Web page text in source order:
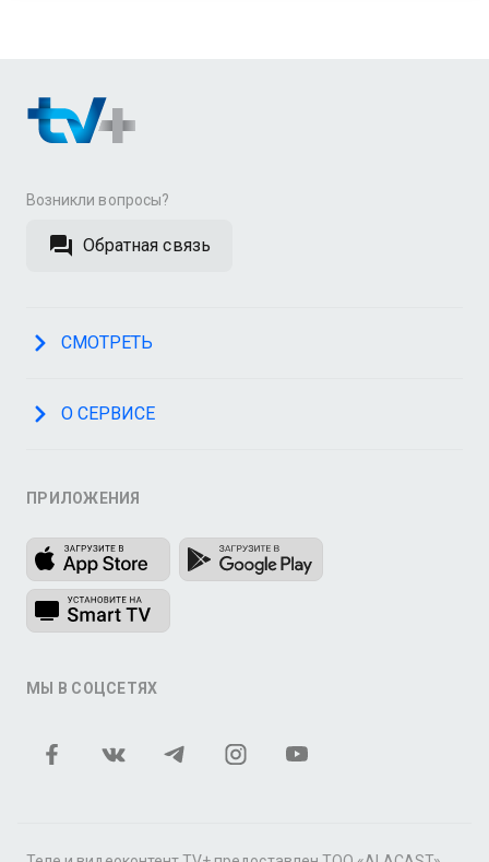
Возникли вопросы?
Обратная связь
СМОТРЕТЬ
О СЕРВИСЕ
ПРИЛОЖЕНИЯ
МЫ В СОЦСЕТЯХ